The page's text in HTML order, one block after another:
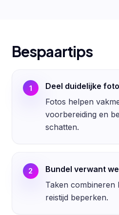
Bespaartips
1
Deel duidelijke
Fotos helpen
voorbereiding en
schatten.
2
Bundel verwant
Taken combineren
reistijd beperken.